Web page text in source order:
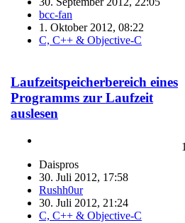
bcc-fan
1. Oktober 2012, 08:22
C, C++ & Objective-C
Laufzeitspeicherbereich eines
Programms zur Laufzeit
auslesen
Daispros
30. Juli 2012, 17:58
Rushh0ur
30. Juli 2012, 21:24
C, C++ & Objective-C
1